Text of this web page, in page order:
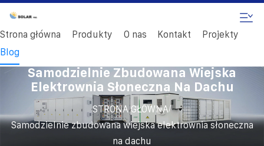
Strona główna Produkty O nas Kontakt
Projekty
Blog
Samodzielnie Zbudowana Wiejska
Elektrownia Słoneczna Na Dachu
STRONA GŁÓWNA/
Samodzielnie zbudowana wiejska elektrownia słoneczna
na dachu